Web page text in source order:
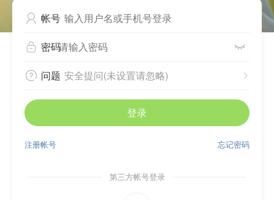
 帐号
 密码 
 问题 
安全提问(未设置请忽略)
登录
忘记密码
注册帐号
第三方帐号登录